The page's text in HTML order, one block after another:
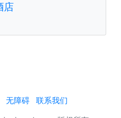
店
无障碍
联系我们